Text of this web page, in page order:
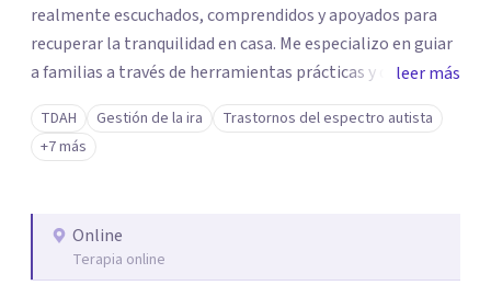
realmente escuchados, comprendidos y apoyados para
recuperar la tranquilidad en casa. Me especializo en guiar
a familias a través de herramientas prácticas y dinámicas
adaptadas a la edad de cada menor, dejando de lado las
etiquetas y los tecnicismos. Mi forma de trabajar se
centra en entender las emociones que hay detrás del
necesaria para superar sus retos y fortaleciendo la
comunicación entre ustedes. Acompaño a niños y
adolescentes que están lidiando con la ansiedad, la
leer más
TDAH Gestión de la ira
Trastornos del espectro autista
+7 más
Online
Terapia online